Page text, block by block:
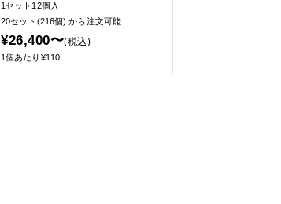
1セット12個入
20セット(216個)から注文可能
¥26,400〜(税込)
1個あたり¥110